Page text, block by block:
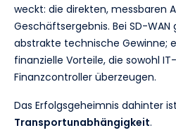
weckt: die direkten, messbaren
Geschäftsergebnis. Bei SD-
abstrakte technische Gewinne;
finanzielle Vorteile, die sowohl
Finanzcontroller überzeugen.
Das Erfolgsgeheimnis dahinter
Transportunabhängigkeit.